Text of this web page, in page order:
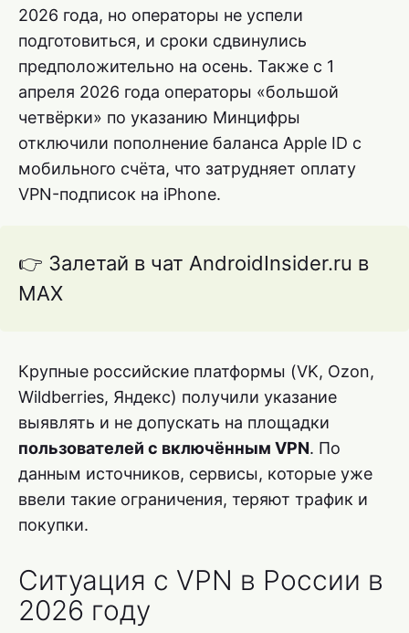
2026 года, но операторы не успели
подготовиться, и сроки сдвинулись
предположительно на осень. Также с 1
апреля 2026 года операторы «большой
четвёрки» по указанию Минцифры
отключили пополнение баланса Apple ID с
мобильного счёта, что затрудняет оплату
VPN-подписок на iPhone.
👉 Залетай в чат AndroidInsider.ru в
MAX
Крупные российские платформы (VK, Ozon,
Wildberries, Яндекс) получили указание
выявлять и не допускать на площадки
пользователей с включённым VPN. По
данным источников, сервисы, которые уже
ввели такие ограничения, теряют трафик и
покупки.
Ситуация с VPN в России в
2026 году